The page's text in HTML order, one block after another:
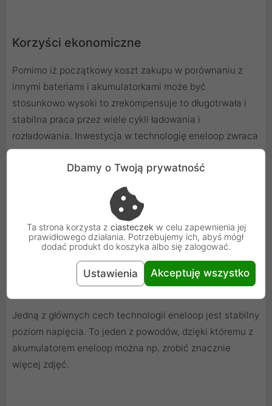
Korzyści ekonomiczne
Pomimo iż początkowy koszt zakupu w porównaniu z
innymi bateriami i akumulatorkami może być
stosunkowo wysoki to zrekompensuje to długotrwała i
stabilna praca przez wiele cykli ładowania i
rozładowania. Inwestycja w technologię eneloop zwraca
się zaledwie po kilku cyklach ładowania, a zysk w długim
okresie jest bardzo duży.
Akumulator o stabilnym poziomie napięcia
Jedną z głównych cech technologii eneloop jest stabilny
poziom napięcia. To jeden z powodów, dzięki któremu z
akumulatorem eneloop można np. zrobić znacznie
więcej zdjęć.
Dbamy o Twoją prywatność
Ta strona korzysta z ciasteczek w celu zapewnienia jej
prawidłowego działania. Potrzebujemy ich, abyś mógł
dodać produkt do koszyka albo się zalogować.
Ustawienia Akceptuję wszystko